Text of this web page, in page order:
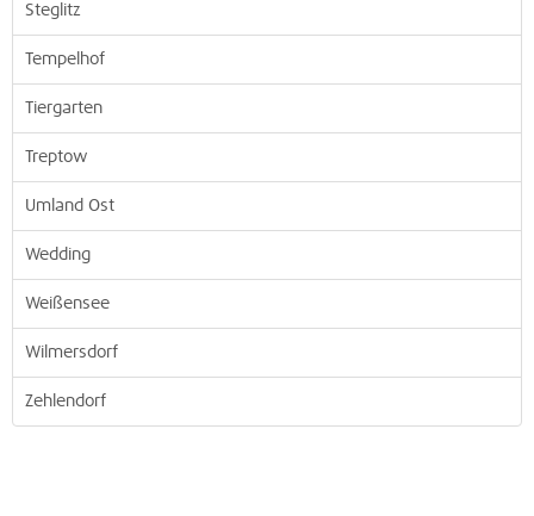
Steglitz
Tempelhof
Tiergarten
Treptow
Umland Ost
Wedding
Weißensee
Wilmersdorf
Zehlendorf